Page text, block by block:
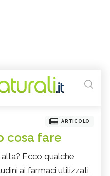
ARTICOLO
cosa fare
Ecco qualche
ai farmaci utilizzati,